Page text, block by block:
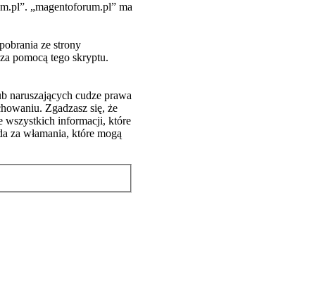
„magentoforum.pl” ma
ze strony
pomocą tego skryptu.
naruszających cudze prawa
Zgadzasz się, że
wszystkich informacji, które
za włamania, które mogą